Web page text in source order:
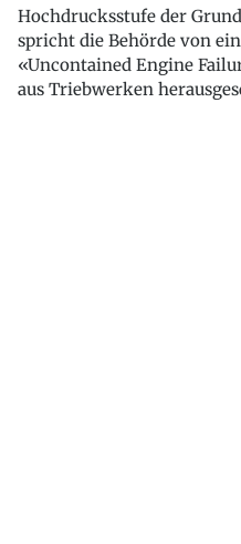
Hochdrucksstufe der
spricht die Behörde von
«Uncontained Engine
aus Triebwerken